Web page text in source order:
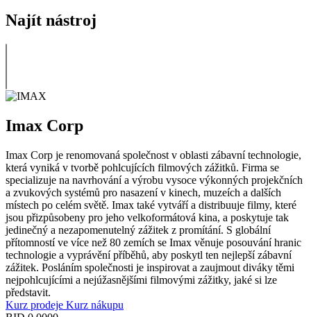
Najít nástroj
Imax Corp
Imax Corp je renomovaná společnost v oblasti zábavní technologie,
která vyniká v tvorbě pohlcujících filmových zážitků. Firma se
specializuje na navrhování a výrobu vysoce výkonných projekčních
a zvukových systémů pro nasazení v kinech, muzeích a dalších
místech po celém světě. Imax také vytváří a distribuuje filmy, které
jsou přizpůsobeny pro jeho velkoformátová kina, a poskytuje tak
jedinečný a nezapomenutelný zážitek z promítání. S globální
přítomností ve více než 80 zemích se Imax věnuje posouvání hranic
technologie a vyprávění příběhů, aby poskytl ten nejlepší zábavní
zážitek. Posláním společnosti je inspirovat a zaujmout diváky těmi
nejpohlcujícími a nejúžasnějšími filmovými zážitky, jaké si lze
představit.
Kurz prodeje Kurz nákupu